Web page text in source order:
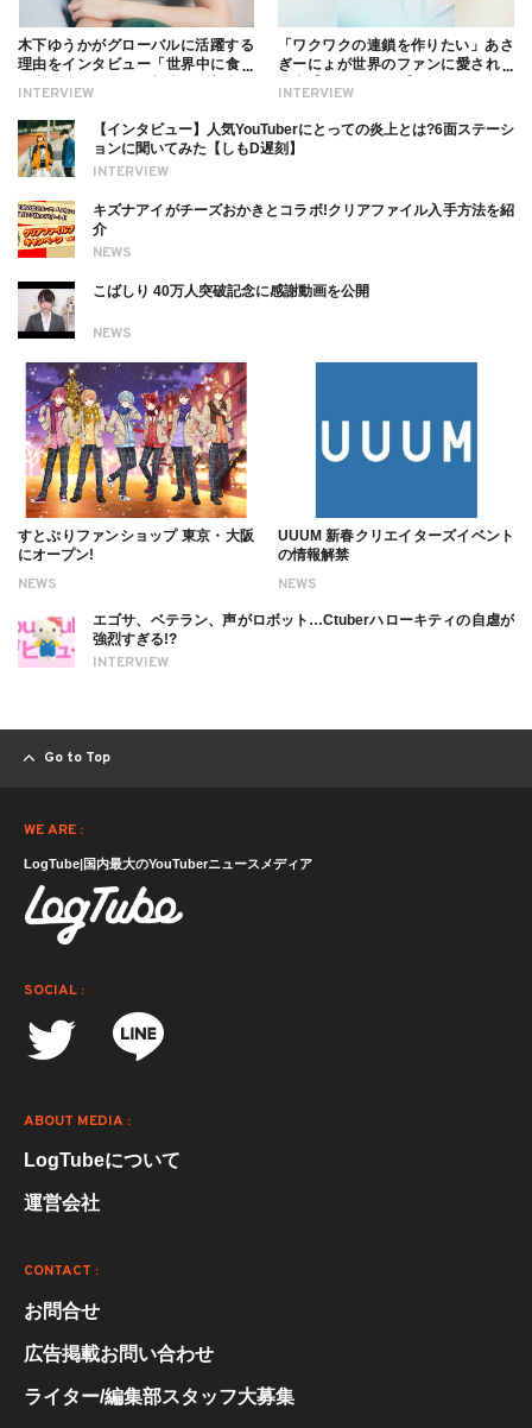
INTERVIEW
木下ゆうかがグローバルに活躍する
理由をインタビュー「世界中に食べ
ついても
INTERVIEW
「ワクワクの連鎖を作りたい」あさ
ぎーにょが世界のファンに愛される
INTERVIEW
【インタビュー】人気YouTuberにとっての炎上とは?6面ステーシ
ョンに聞いてみた【しもD遅刻】
NEWS
キズナアイがチーズおかきとコラボ!クリアファイル入手方法を紹
介
NEWS
こばしり 40万人突破記念に感謝動画を公開
NEWS
すとぷりファンショップ 東京・大阪
にオープン!
NEWS
UUUM 新春クリエイターズイベント
の情報解禁
INTERVIEW
エゴサ、ベテラン、声がロボット…Ctuberハローキティの自虐が
強烈すぎる!?
Go to Top
WE ARE :
LogTube|国内最大のYouTuberニュースメディア
SOCIAL :
ABOUT MEDIA :
LogTubeについて
運営会社
CONTACT :
お問合せ
広告掲載お問い合わせ
ライター/編集部スタッフ大募集